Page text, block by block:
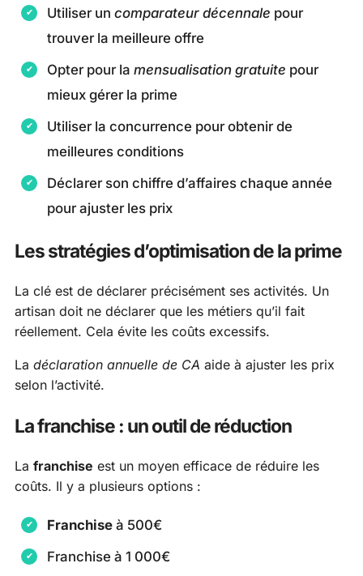
Utiliser un comparateur décennale pour
trouver la meilleure offre
Opter pour la mensualisation gratuite pour
mieux gérer la prime
Utiliser la concurrence pour obtenir de
meilleures conditions
Déclarer son chiffre d’affaires chaque année
pour ajuster les prix
Les stratégies d’optimisation de la prime
La clé est de déclarer précisément ses activités. Un
artisan doit ne déclarer que les métiers qu’il fait
réellement. Cela évite les coûts excessifs.
La déclaration annuelle de CA aide à ajuster les prix
selon l’activité.
La franchise : un outil de réduction
La franchise est un moyen efficace de réduire les
coûts. Il y a plusieurs options :
Franchise à 500€
Franchise à 1 000€